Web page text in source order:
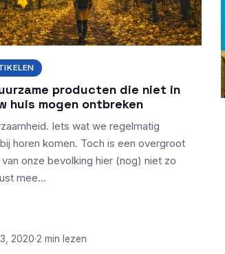
producten die niet in
huis mogen ontbreken
Iets wat we regelmatig
horen komen. Toch is een overgroot
onze bevolking hier (nog) niet zo
mee…
2020·2 min lezen